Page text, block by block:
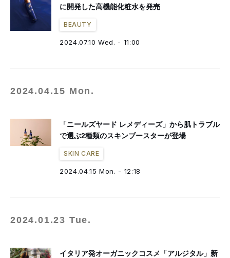
に開発した高機能化粧水を発売
BEAUTY
2024.07.10 Wed. - 11:00
2024.04.15 Mon.
「ニールズヤード レメディーズ」から肌トラブル
で選ぶ2種類のスキンブースターが登場
SKIN CARE
2024.04.15 Mon. - 12:18
2024.01.23 Tue.
イタリア発オーガニックコスメ「アルジタル」新